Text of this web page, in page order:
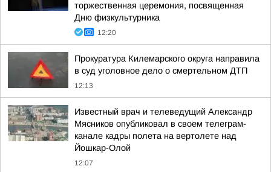
торжественная церемония, посвященная
Дню физкультурника
12:20
Прокуратура Килемарского округа направила
в суд уголовное дело о смертельном ДТП
12:13
Известный врач и телеведущий Александр
Мясников опубликовал в своем телеграм-
канале кадры полета на вертолете над
Йошкар-Олой
12:07